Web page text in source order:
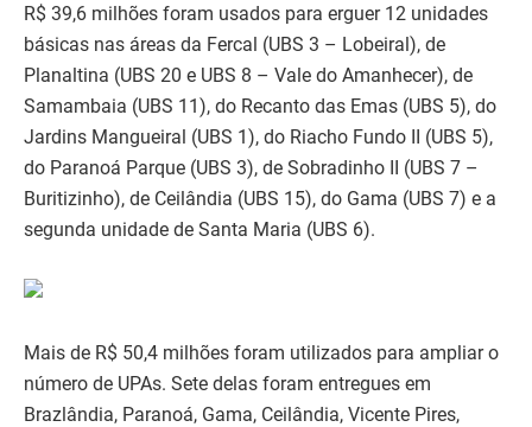
R$ 39,6 milhões foram usados para erguer 12 unidades
básicas nas áreas da Fercal (UBS 3 – Lobeiral), de
Planaltina (UBS 20 e UBS 8 – Vale do Amanhecer), de
Samambaia (UBS 11), do Recanto das Emas (UBS 5), do
Jardins Mangueiral (UBS 1), do Riacho Fundo II (UBS 5),
do Paranoá Parque (UBS 3), de Sobradinho II (UBS 7 –
Buritizinho), de Ceilândia (UBS 15), do Gama (UBS 7) e a
segunda unidade de Santa Maria (UBS 6).
Mais de R$ 50,4 milhões foram utilizados para ampliar o
número de UPAs. Sete delas foram entregues em
Brazlândia, Paranoá, Gama, Ceilândia, Vicente Pires,